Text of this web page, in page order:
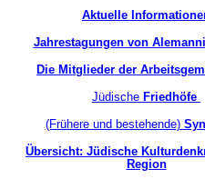
Aktuelle
Jahrestagungen von
Die Mitglieder der
Jüdische Friedhöfe
(Frühere und bestehende)
Übersicht: Jüdische
Region